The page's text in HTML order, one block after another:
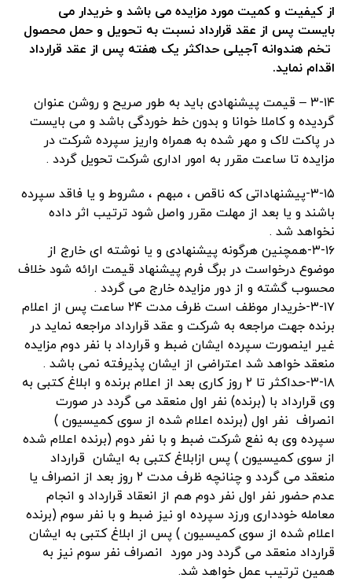
از کیفیت و کمیت مورد مزایده می باشد و خریدار می
بایست پس از عقد قرارداد نسبت به تحویل و حمل محصول
تخم هندوانه آجیلی حداکثر یک هفته پس از عقد قرارداد
اقدام نماید.
۳-۱۴ – قیمت پیشنهادی باید به طور صریح و روشن عنوان
گردیده و کاملا خوانا و بدون خط خوردگی باشد و می بایست
در پاکت لاک و مهر شده به همراه واریز سپرده شرکت در
مزایده تا ساعت مقرر به امور اداری شرکت تحویل گردد .
۳-۱۵-پیشنهاداتی که ناقص ، مبهم ، مشروط و یا فاقد سپرده
باشند و یا بعد از مهلت مقرر واصل شود ترتیب اثر داده
نخواهد شد .
۳-۱۶-همچنین هرگونه پیشنهادی و یا نوشته ای خارج از
موضوع درخواست در برگ فرم پیشنهاد قیمت ارائه شود خلاف
محسوب گشته و از دور مزایده خارج می گردد .
۳-۱۷-خریدار موظف است ظرف مدت ۲۴ ساعت پس از اعلام
برنده جهت مراجعه به شرکت و عقد قرارداد مراجعه نماید در
غیر اینصورت سپرده ایشان ضبط و قرارداد با نفر دوم مزایده
منعقد خواهد شد اعتراضی از ایشان پذیرفته نمی باشد .
۳-۱۸-حداکثر تا ۲ روز کاری بعد از اعلام برنده و ابلاغ کتبی به
وی قرارداد با (برنده) نفر اول منعقد می گردد در صورت
انصراف نفر اول (برنده اعلام شده از سوی کمیسیون )
سپرده وی به نفع شرکت ضبط و با نفر دوم (برنده اعلام شده
از سوی کمیسیون ) پس ازابلاغ کتبی به ایشان قرارداد
منعقد می گردد و چنانچه ظرف مدت ۲ روز بعد از انصراف یا
عدم حضور نفر اول نفر دوم هم از انعقاد قرارداد و انجام
معامله خودداری ورزد سپرده او نیز ضبط و با نفر سوم (برنده
اعلام شده از سوی کمیسیون ) پس از ابلاغ کتبی به ایشان
قرارداد منعقد می گردد ودر مورد انصراف نفر سوم نیز به
همین ترتیب عمل خواهد شد.